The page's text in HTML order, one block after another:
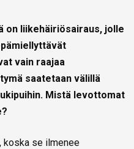
on liikehäiriösairaus, jolle
vain raajaa
saatetaan välillä
Mistä levottomat
koska se ilmenee